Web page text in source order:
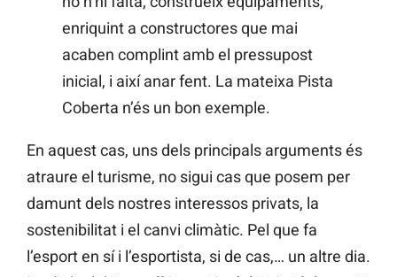
enriquint a constructores que mai
acaben complint amb el pressupost
inicial, i així anar fent. La mateixa Pista
Coberta n’és un bon exemple.
En aquest cas, uns dels principals arguments és
atraure el turisme, no sigui cas que posem per
damunt dels nostres interessos privats, la
sostenibilitat i el canvi climàtic. Pel que fa
l’esport en sí i l’esportista, si de cas,… un altre dia.